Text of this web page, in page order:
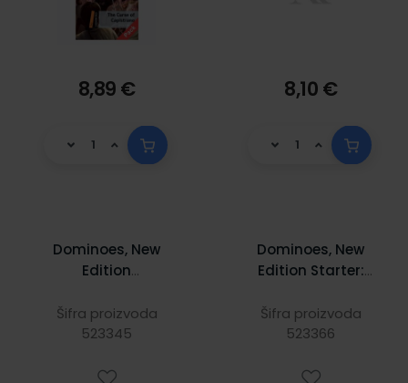
8,89 € 8,10 €
Dominoes, New
Edition
3: Lisa's
Šifra proizvoda
523345
Dominoes, New
Edition Starter:
MultiROM Pack
Šifra proizvoda
523366